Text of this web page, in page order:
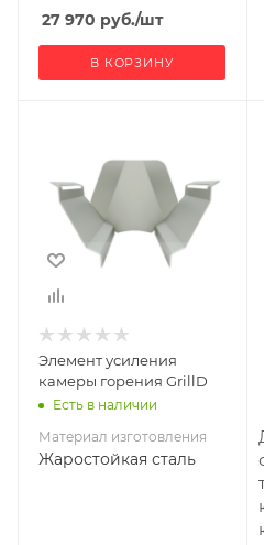
60
27 970 руб./шт
В КОРЗИНУ
Жаростойкая
сталь
Элемент усиления
камеры горения GrillD
Есть в наличии
Материал изготовления
Жаростойкая сталь